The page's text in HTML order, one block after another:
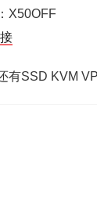
X50OFF
有SSD KVM